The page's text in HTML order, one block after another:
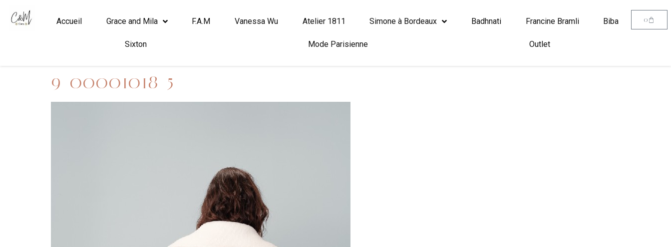
0
Accueil Grace and Mila F.A.M Vanessa Wu Atelier 1811 Simone à Bordeaux Badhnati Francine Bramli Biba
Sixton Mode Parisienne Outlet
9_00001018_5